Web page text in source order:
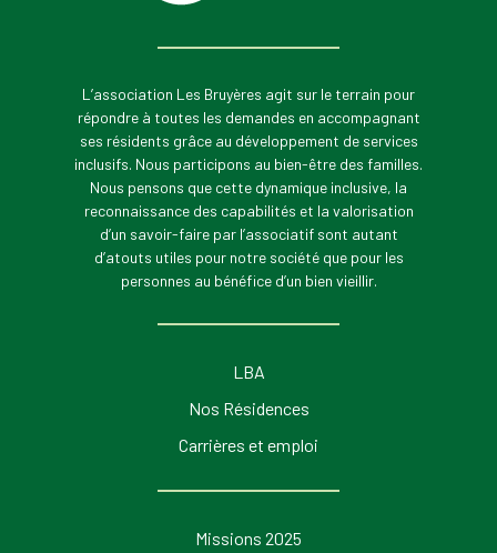
L’association Les Bruyères agit sur le terrain pour
répondre à toutes les demandes en accompagnant
ses résidents grâce au développement de services
inclusifs. Nous participons au bien-être des familles.
Nous pensons que cette dynamique inclusive, la
reconnaissance des capabilités et la valorisation
d’un savoir-faire par l’associatif sont autant
d’atouts utiles pour notre société que pour les
personnes au bénéfice d’un bien vieillir.
LBA
Nos Résidences
Carrières et emploi
Missions 2025